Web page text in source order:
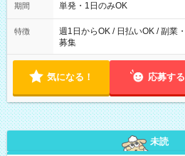
期間 単発・1日のみOK
特徴
週1日からOK / 日払いOK / 副業
募集
気になる！ 応募する
未読